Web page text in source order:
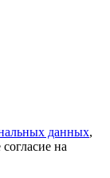
данных,
на